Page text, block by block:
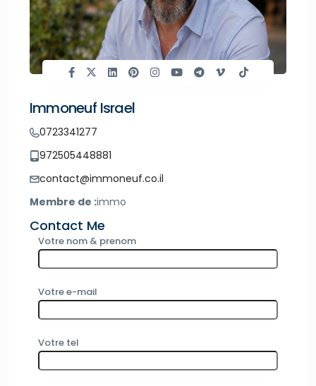
Immoneuf Israel
0723341277
972505448881
contact@immoneuf.co.il
Membre de :immo
Contact Me
Votre nom & prenom
Votre e-mail
Votre tel